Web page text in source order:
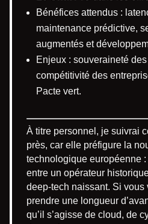
Bénéfices attendus :
maintenance prédictive,
augmentés et
Enjeux : souveraineté
compétitivité des
Pacte vert.
À titre personnel, je suivrai
près, car elle préfigure la
technologique européenne
entre un opérateur
deep-tech naissant. Si vous
prendre une longueur
qu’il s’agisse de cloud, de